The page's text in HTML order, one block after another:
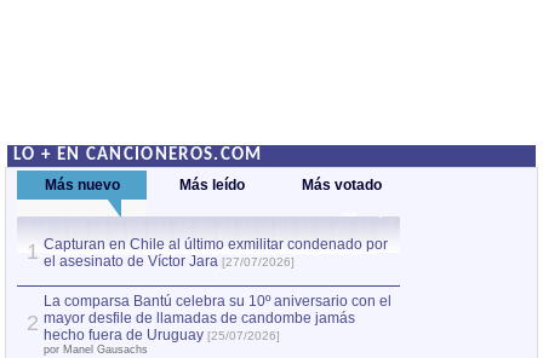
LO + EN CANCIONEROS.COM
Más nuevo Más leído Más votado
1 Capturan en Chile al último exmilitar condenado por
el asesinato de Víctor Jara [27/07/2026]
2
La comparsa Bantú celebra su 10º aniversario con el
mayor desfile de llamadas de candombe jamás
hecho fuera de Uruguay [25/07/2026]
por Manel Gausachs